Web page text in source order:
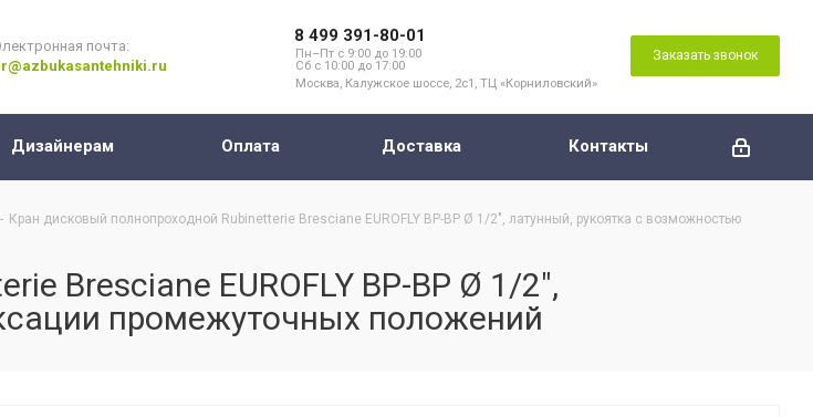
почта:
8 499 391-80-01
Пн–Пт с 9:00 до 19:00
Сб с 10:00 до 17:00
Москва, Калужское шоссе, 2с1, ТЦ «Корниловский»
Заказать звонок
Дизайнерам Оплата Доставка Контакты
- Кран дисковый полнопроходной Rubinetterie Bresciane EUROFLY ВР-ВР Ø 1/2", латунный, рукоятка с возможностью
Bresciane EUROFLY ВР-ВР Ø 1/2",
промежуточных положений